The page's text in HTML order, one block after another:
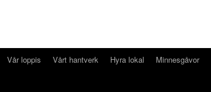
Vår loppis Vårt hantverk Hyra lokal Minnesgåvor